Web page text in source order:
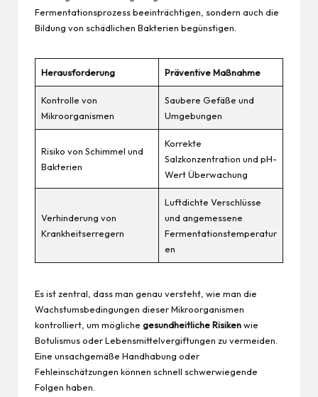
Fermentationsprozess beeinträchtigen, sondern auch die
Bildung von schädlichen Bakterien begünstigen.
Herausforderung Präventive Maßnahme
Kontrolle von
Mikroorganismen
Saubere Gefäße und
Umgebungen
Risiko von Schimmel und
Bakterien
Korrekte
Salzkonzentration und pH-
Wert Überwachung
Verhinderung von
Krankheitserregern
Luftdichte Verschlüsse
und angemessene
Fermentationstemperatur
en
Es ist zentral, dass man genau versteht, wie man die
Wachstumsbedingungen dieser Mikroorganismen
kontrolliert, um mögliche gesundheitliche Risikenwie
Botulismus oder Lebensmittelvergiftungen zu vermeiden.
Eine unsachgemäße Handhabung oder
Fehleinschätzungen können schnell schwerwiegende
Folgen haben.